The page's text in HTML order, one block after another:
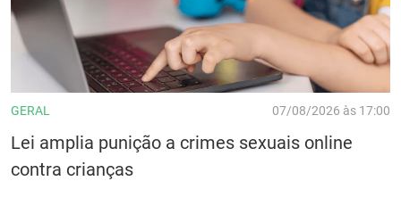
GERAL 07/08/2026 às 17:00
Lei amplia punição a crimes sexuais online
contra crianças